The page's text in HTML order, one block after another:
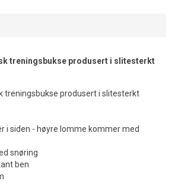
treningsbukse produsert i slitesterkt
treningsbukse produsert i slitesterkt
i siden - høyre lomme kommer med
snøring
ben